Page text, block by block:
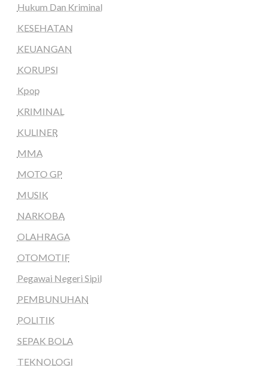
Hukum Dan Kriminal
KESEHATAN
KEUANGAN
KORUPSI
Kpop
KRIMINAL
KULINER
MMA
MOTO GP
MUSIK
NARKOBA
OLAHRAGA
OTOMOTIF
Pegawai Negeri Sipil
PEMBUNUHAN
POLITIK
SEPAK BOLA
TEKNOLOGI